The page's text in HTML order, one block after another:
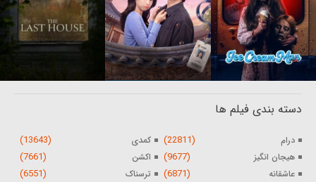
دسته بندی فیلم ها
درام (22811) کمدی (13643)
هیجان انگیز (9677) اکشن (7661)
عاشقانه (6871) ترسناک (6551)